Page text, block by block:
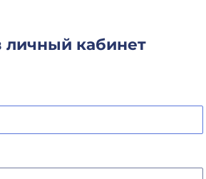
личный кабинет